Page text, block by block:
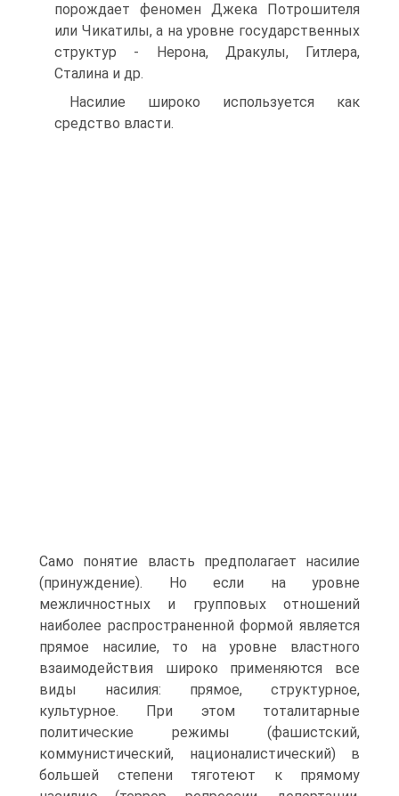
порождает феномен Джека Потрошителя
или Чикатилы, а на уровне государственных
структур - Нерона, Дракулы, Гитлера,
Сталина и др.
Насилие широко используется как
средство власти.
Само понятие власть предполагает насилие
(принуждение). Но если на уровне
межличностных и групповых отношений
наиболее распространенной формой является
прямое насилие, то на уровне властного
взаимодействия широко применяются все
виды насилия: прямое, структурное,
культурное. При этом тоталитарные
политические режимы (фашистский,
коммунистический, националистический) в
большей степени тяготеют к прямому